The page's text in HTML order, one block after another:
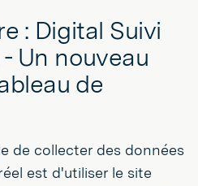
: Digital Suivi
Un nouveau
de
de collecter des données
est d'utiliser le site